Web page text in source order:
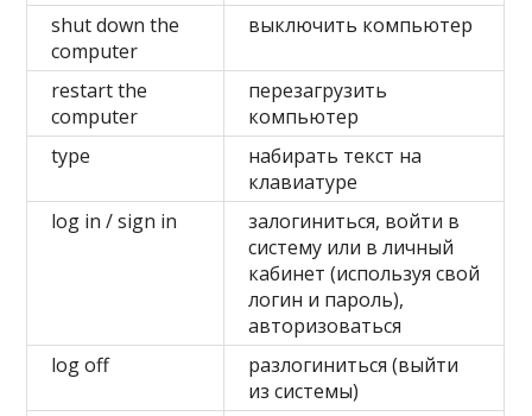
shut down the
computer
выключить компьютер
restart the
computer
перезагрузить
компьютер
type
набирать текст на
клавиатуре
log in / sign in
залогиниться, войти в
систему или в личный
кабинет (используя свой
логин и пароль),
авторизоваться
log off
разлогиниться (выйти
из системы)